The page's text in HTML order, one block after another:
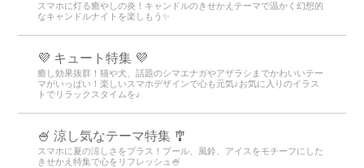
スマホに灯る癒やしの炎！キャンドルのきせかえテーマで温かく幻想的
なキャンドルナイトを楽しもう️✨️
💜 キュート特集 💜
癒し効果抜群！猫や犬、話題のシマエナガやアザラシまでかわいいテー
マがいっぱい！楽しいスマホデザインで心も元気♪お気に入りのイラス
トでリラックスタイムを♪
🍧 涼し気なテーマ特集 🎐
スマホに夏の涼しさをプラス！プール、風鈴、アイスをモチーフにした
きせかえ特集で心をリフレッシュ🍧